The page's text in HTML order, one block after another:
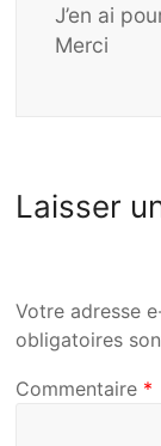
J’en ai
Merci
Laisser
Votre adresse
obligatoires
Commentaire *